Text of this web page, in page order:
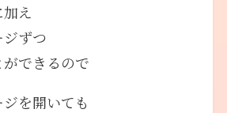
え
ずつ
できるので
を開いても